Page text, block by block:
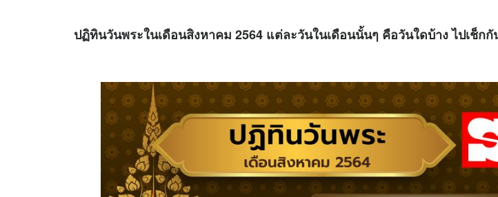
ปฏิทินวันพระในเดือนสิงหาคม 2564 แต่ละวันในเดือนนั้นๆ คือวันใดบ้าง ไปเช็กกั